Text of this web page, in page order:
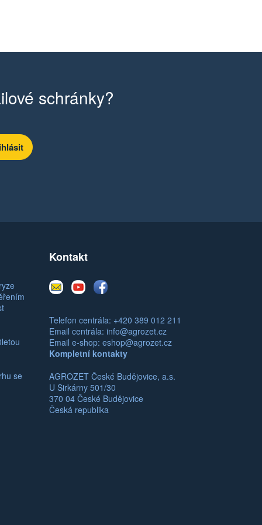
schránky?
se
Kontakt
E-
mail
YoutubeFacebook
Telefon centrála: +420 389 012 211
Email centrála: info@agrozet.cz
Email e-shop: eshop@agrozet.cz
Kompletní kontakty
AGROZET České Budějovice, a.s.
U Sirkárny 501/30
370 04 České Budějovice
Česká republika